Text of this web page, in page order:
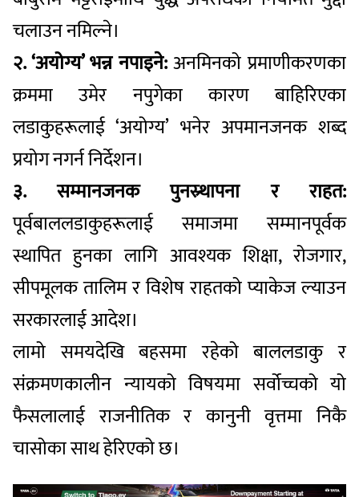
चलाउन नमिल्ने।
२. ‘अयोग्य’ भन्न नपाइने:अनमिनको प्रमाणीकरणका
क्रममा उमेर नपुगेका कारण बाहिरिएका
लडाकुहरूलाई ‘अयोग्य’ भनेर अपमानजनक शब्द
प्रयोग नगर्न निर्देशन।
३. सम्मानजनक पुनस्र्थापना र राहत:
पूर्वबाललडाकुहरूलाई समाजमा सम्मानपूर्वक
स्थापित हुनका लागि आवश्यक शिक्षा, रोजगार,
सीपमूलक तालिम र विशेष राहतको प्याकेज ल्याउन
सरकारलाई आदेश।
​लामो समयदेखि बहसमा रहेको बाललडाकु र
संक्रमणकालीन न्यायको विषयमा सर्वोच्चको यो
फैसलालाई राजनीतिक र कानुनी वृत्तमा निकै
चासोका साथ हेरिएको छ।